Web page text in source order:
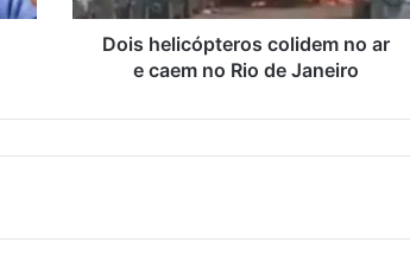
Rio
Dois helicópteros colidem no ar
e caem no Rio de Janeiro